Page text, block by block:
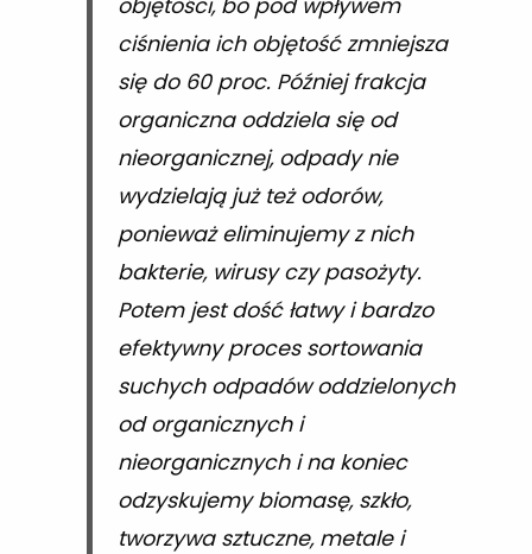
objętości, bo pod wpływem
ciśnienia ich objętość zmniejsza
się do 60 proc. Później frakcja
organiczna oddziela się od
nieorganicznej, odpady nie
wydzielają już też odorów,
ponieważ eliminujemy z nich
bakterie, wirusy czy pasożyty.
Potem jest dość łatwy i bardzo
efektywny proces sortowania
suchych odpadów oddzielonych
od organicznych i
nieorganicznych i na koniec
odzyskujemy biomasę, szkło,
tworzywa sztuczne, metale i